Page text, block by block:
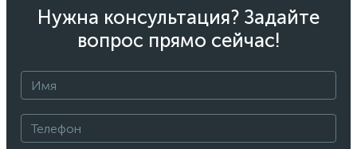
Нужна консультация? Задайте
вопрос прямо сейчас!